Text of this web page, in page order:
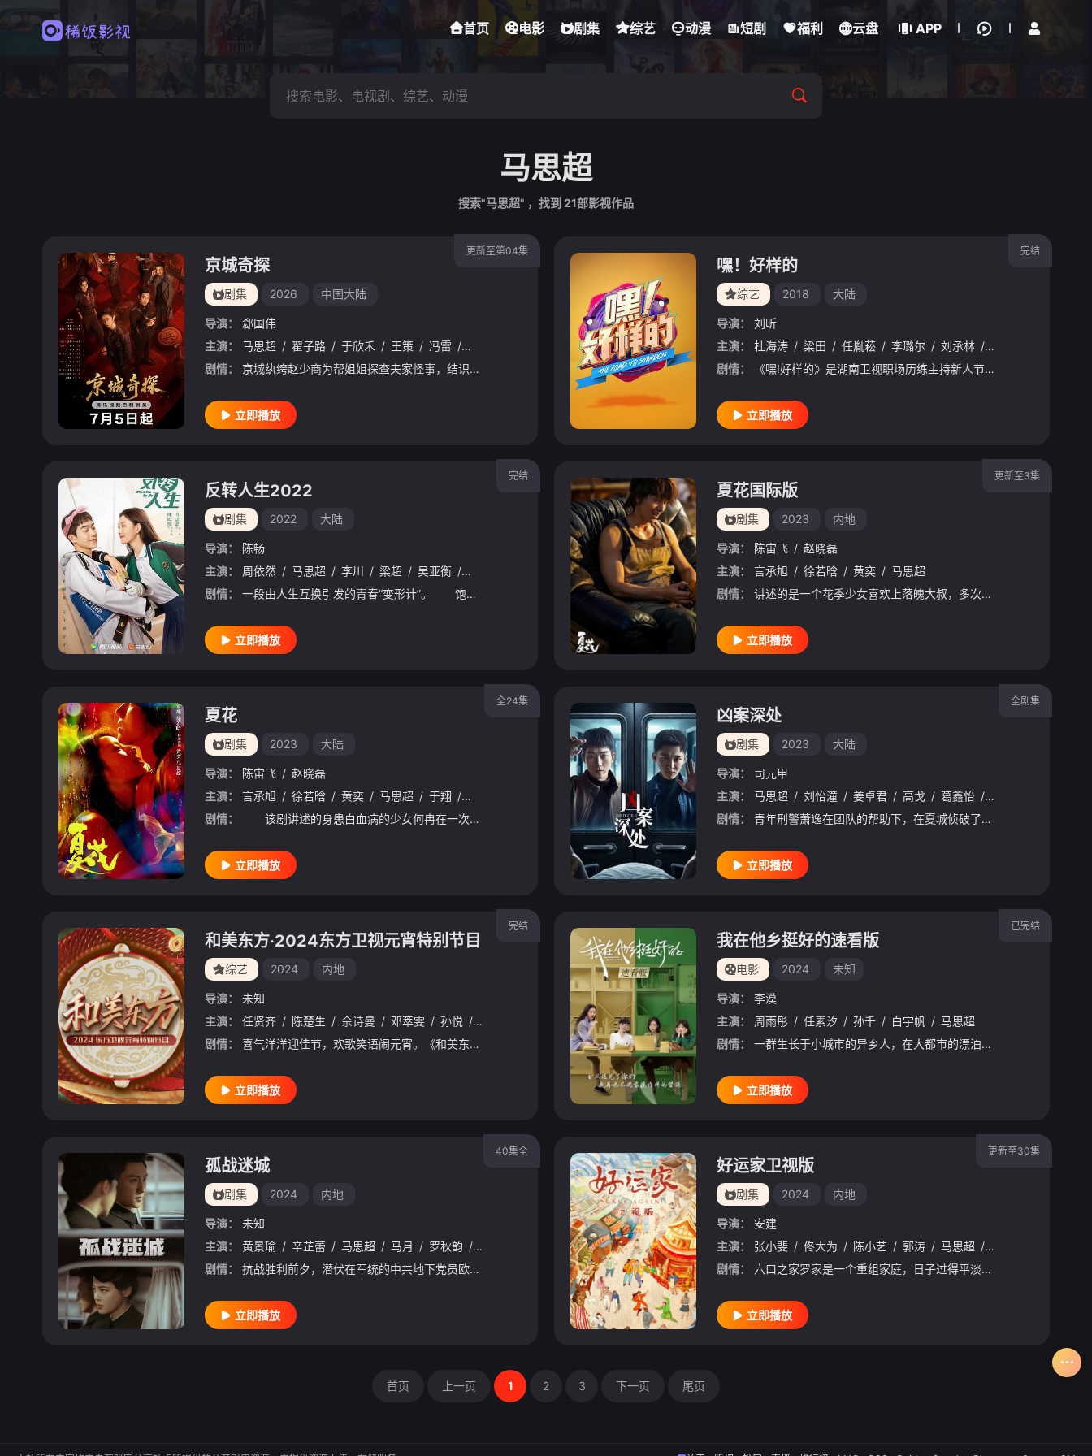
首页 电影 剧集 综艺 动漫 短剧 福利 云盘 APP
马思超
搜索"马思超" ，找到 21部影视作品
更新至第04集
京城奇探
剧集 2026 中国大陆
导演：
郄国伟
主演：
马思超 / 翟子路 / 于欣禾 / 王策 / 冯雷 / 小爱 / 陈意涵 / 周九良 孟鹤堂 / 范湉湉
剧情：
京城纨绔赵少商为帮姐姐探查夫家怪事，结识了留洋归来的冷面警官元鸿。两人从针锋相对到默契搭档，一路追查迷案，也一步步揭开元鸿母亲离世之谜。随着调查深入，一桩危及民族利益的走私阴谋浮出水面。玩世不恭的赵少
立即播放
完结
嘿！好样的
综艺 2018 大陆
导演：
刘昕
主演：
杜海涛 / 梁田 / 任胤菘 / 李璐尔 / 刘承林 / 冉高鸣
剧情：
《嘿!好样的》是湖南卫视职场历练主持新人节目，于2018年5月10日晚22点开播。将邀请“快乐家族”杜海涛加盟,他将常驻节目并担任主持新生实战特训营的营长,带动和发掘新生代主持人优势,着力培养主持
立即播放
完结
反转人生2022
剧集 2022 大陆
导演：
陈畅
主演：
周依然 / 马思超 / 李川 / 梁超 / 吴亚衡 / 刘园媛 曹恩齐 李明源 / 郜玄铭 刘凌而 / 王汀 / 赵启玥 / 孔琳
剧情：
一段由人生互换引发的青春“变形计”。 饱受欺凌的“三无少女 (无背景、无梦想、无朋友)”沐想想（周依然 饰）与愤世嫉俗的校霸富二代乔南（马思超 饰），生活在天差地别的两个家庭。 一场人生互换，让
立即播放
更新至3集
夏花国际版
剧集 2023 内地
导演： 陈宙飞 / 赵晓磊
主演：
言承旭 / 徐若晗 / 黄奕 / 马思超
剧情：
讲述的是一个花季少女喜欢上落魄大叔，多次与他不期而遇产生了爱情，但少女最终还是抱病离世的故事。
立即播放
全24集
夏花
剧集 2023 大陆
导演： 陈宙飞 / 赵晓磊
主演：
言承旭 / 徐若晗 / 黄奕 / 马思超 / 于翔 / 唐曾
剧情：
该剧讲述的身患白血病的少女何冉在一次偶然的机会，在理发店偶遇神秘的33号先生，对他的声音念念不忘，之后想尽办法找到他，从垂涎他的声音再到馋他的身子，秉持及时行乐的想法，想尽各种个办法，对他展开了猛
立即播放
全剧集
凶案深处
剧集 2023 大陆
导演：
司元甲
主演：
马思超 / 刘怡潼 / 姜卓君 / 高戈 / 葛鑫怡 / 郑英辰
剧情：
青年刑警萧逸在团队的帮助下，在夏城侦破了一个又一个扑朔迷离的案件，在神秘的复仇者白哲的设计下，他卷入一起尘封多年的悬案。怀抱着各自的立场，正邪间碰撞出命运的回响。迷雾散尽，阳光普照大地，夏城重归安宁。
立即播放
完结
和美东方·2024东方卫视元宵特别节目
综艺 2024 内地
导演：
未知
主演：
任贤齐 / 陈楚生 / 佘诗曼 / 邓萃雯 / 孙悦 / 王耀庆 许美静 / 蔡程昱 / 赵让 力量之声 / 徐志胜 / 张聿 / 马旭东 / 任梓慧 / 马思超
剧情：
喜气洋洋迎佳节，欢歌笑语闹元宵。《和美东方•东方卫视元宵特别节目》涵盖歌曲、相声、小品等多种艺术形式，致力于为观众呈现出热闹纷呈、欢乐喜庆的联欢晚会。2月24日20:20敬请收看！
立即播放
已完结
我在他乡挺好的速看版
电影 2024 未知
导演：
李漠
主演：
周雨彤 / 任素汐 / 孙千 / 白宇帆 / 马思超
剧情：
一群生长于小城市的异乡人，在大都市的漂泊中经历生活、事业、感情的种种考验。剧集展现了大都会中异乡青年的写实生活，每个人物的经历都赋予了社会话题性和当下感，无论是焦虑不安还是泰然处之，不论是留下奋斗还是安于回乡，每个人都在失去与获得、留下与离开的种种经历中，获得了人生安身立命的心灵归属与城市家园。
立即播放
40集全
孤战迷城
剧集 2024 内地
导演：
未知
主演：
黄景瑜 / 辛芷蕾 / 马思超 / 马月 / 罗秋韵 / 董璇 张晞临 / 张子健
剧情：
抗战胜利前夕，潜伏在军统的中共地下党员欧孝安从日军生化毒气研究所监狱中成功越狱，途中受重伤昏迷，被中国远征军发现并救走。苏醒后的欧孝安发现自己丧失了在监狱近四年的记忆。欧孝安以四年前记忆的终点为起点，捡拾零星记忆，秘密调查并意图揭露日本间谍黎少堂的罪恶嘴脸。期间，他与中共地下党员覃墨卿从相互质疑、试探，到联手合作，找到了日军生化毒气研究所，抓获了日军情报司令长官大桥和野。抗战胜利后，国民党准备全盘接收日军生化毒气研究所遗留的“人、财、物”，为日后与中共作战做准备。欧孝安获悉了这个情报并粉碎了这个恶毒计划，
立即播放
更新至30集
好运家卫视版
剧集 2024 内地
导演：
安建
主演：
张小斐 / 佟大为 / 陈小艺 / 郭涛 / 马思超 / 隋俊波
剧情：
六口之家罗家是一个重组家庭，日子过得平淡而温馨，街坊邻里都称羡他们是个“好运气之家”。老两口期盼着儿女们自己的“小家庭”和这个大家庭一样幸福美满，殊不知儿女们都各自出现了家庭的危机或人生的阵痛，但孝顺的儿女们担心年老的父母无法承受，不约而同选择暂时隐瞒。最终儿女们在罗爸罗妈的帮助下，都找到了自己的幸福。
立即播放
首页 上一页 1 2 3 下一页 尾页